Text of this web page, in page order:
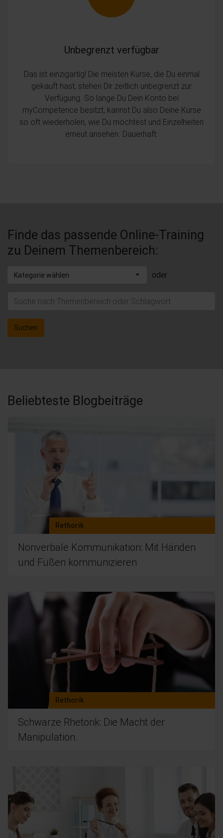
Unbegrenzt verfügbar
Das ist einzigartig! Die meisten Kurse, die Du einmal
gekauft hast, stehen Dir zeitlich unbegrenzt zur
Verfügung. So lange Du Dein Konto bei
myCompetence besitzt, kannst Du also Deine Kurse
so oft wiederholen, wie Du möchtest und Einzelheiten
erneut ansehen. Dauerhaft.
Finde das passende Online-Training
zu Deinem Themenbereich:
Kategorie wählen oder
Suchen
Beliebteste Blogbeiträge
Rethorik
Nonverbale Kommunikation: Mit Händen
und Füßen kommunizieren
Rethorik
Schwarze Rhetorik: Die Macht der
Manipulation.